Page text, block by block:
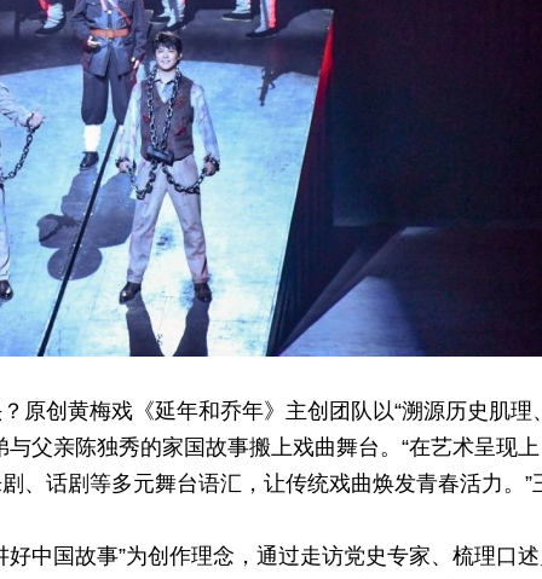
原创黄梅戏《延年和乔年》主创团队以“溯源历史肌理
父亲陈独秀的家国故事搬上戏曲舞台。“在艺术呈现
、话剧等多元舞台语汇，让传统戏曲焕发青春活力。”
中国故事”为创作理念，通过走访党史专家、梳理口